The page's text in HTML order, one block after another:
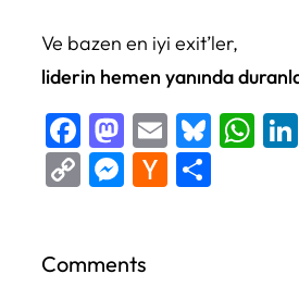
Ve bazen en iyi exit’ler,
liderin hemen yanında
Facebook
Mastodon
Email
CopyMessenger
Hacker
Comments